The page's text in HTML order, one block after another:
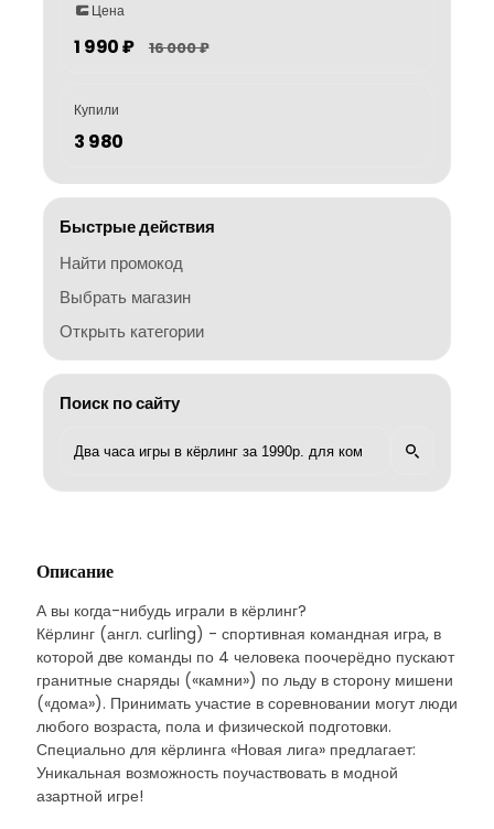
Цена
1 990 ₽ 16 000 ₽
Купили
3 980
Быстрые действия
Найти промокод
Выбрать магазин
Открыть категории
Поиск по сайту
Описание
А вы когда-нибудь играли в кёрлинг?
Кёрлинг (англ. сurling) - спортивная командная игра, в
которой две команды по 4 человека поочерёдно пускают
гранитные снаряды («камни») по льду в сторону мишени
(«дома»). Принимать участие в соревновании могут люди
любого возраста, пола и физической подготовки.
Специально для кёрлинга «Новая лига» предлагает:
Уникальная возможность поучаствовать в модной
азартной игре!